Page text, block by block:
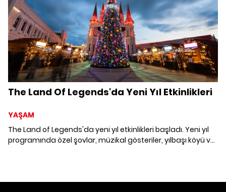
The Land Of Legends'da Yeni Yıl Etkinlikleri
YAŞAM
The Land of Legends'da yeni yıl etkinlikleri başladı. Yeni yıl
programında özel şovlar, müzikal gösteriler, yılbaşı köyü ve